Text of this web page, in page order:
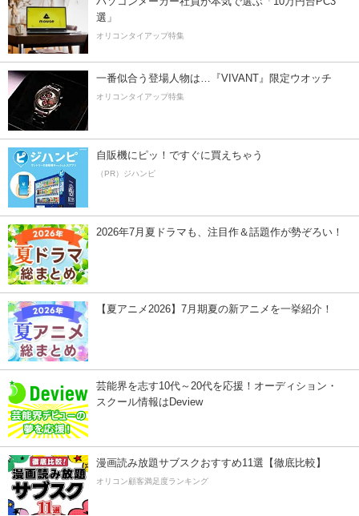
選」
オリコンタイアップ特集
一番似合う登場人物は…『VIVANT』限定ウオッチ
オリコンタイアップ特集
自販機にピッ！ですぐに買えちゃう
（PR）ジハンピ
2026年7月夏ドラマも、注目作＆話題作が勢ぞろい！
【夏アニメ2026】7月期夏の新アニメを一挙紹介！
芸能界を志す10代～20代を応援！オーディション・
スクール情報はDeview
漫画読み放題サブスクおすすめ11選【徹底比較】
オリコン顧客満足度ランキング